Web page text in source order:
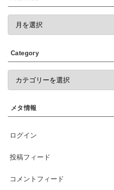
Category
メタ情報
ログイン
投稿フィード
コメントフィード